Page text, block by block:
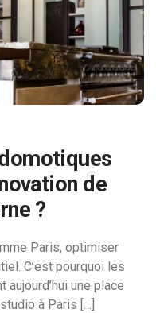
de
?
Paris, optimiser
C’est pourquoi les
une place
à Paris […]